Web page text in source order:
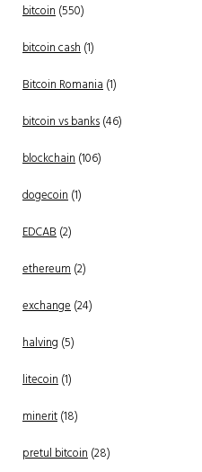
bitcoin(550)
bitcoin cash(1)
Bitcoin Romania(1)
bitcoin vs banks(46)
blockchain(106)
dogecoin(1)
EDCAB(2)
ethereum(2)
exchange(24)
halving (5)
litecoin(1)
minerit(18)
pretul bitcoin(28)